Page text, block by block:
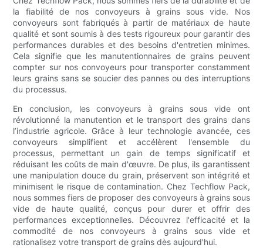
la fiabilité de nos convoyeurs à grains sous vide. Nos
convoyeurs sont fabriqués à partir de matériaux de haute
qualité et sont soumis à des tests rigoureux pour garantir des
performances durables et des besoins d'entretien minimes.
Cela signifie que les manutentionnaires de grains peuvent
compter sur nos convoyeurs pour transporter constamment
leurs grains sans se soucier des pannes ou des interruptions
du processus.
En conclusion, les convoyeurs à grains sous vide ont
révolutionné la manutention et le transport des grains dans
l’industrie agricole. Grâce à leur technologie avancée, ces
convoyeurs simplifient et accélèrent l'ensemble du
processus, permettant un gain de temps significatif et
réduisant les coûts de main d'œuvre. De plus, ils garantissent
une manipulation douce du grain, préservent son intégrité et
minimisent le risque de contamination. Chez Techflow Pack,
nous sommes fiers de proposer des convoyeurs à grains sous
vide de haute qualité, conçus pour durer et offrir des
performances exceptionnelles. Découvrez l'efficacité et la
commodité de nos convoyeurs à grains sous vide et
rationalisez votre transport de grains dès aujourd'hui.